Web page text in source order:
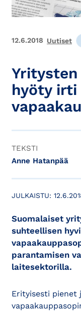
12.6.2018 Uutiset
hyöty irti
TEKSTI
Anne Hatanpää
JULKAISTU:
Suomalaiset
suhteellisen
parantamisen
laitesektorilla.
Erityisesti pienet